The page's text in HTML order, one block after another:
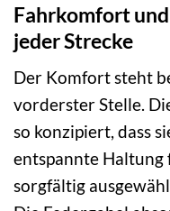
Fahrkomfort
jeder Strecke
Der Komfort steht
vorderster Stelle.
so konzipiert, dass
entspannte
sorgfältig